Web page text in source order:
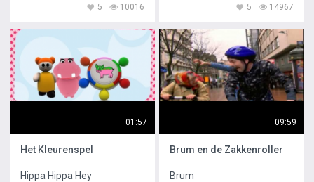
10016
5 14967
5
01:57
Het Kleurenspel
Hippa Hippa Hey
09:59
Brum en de Zakkenroller
Brum